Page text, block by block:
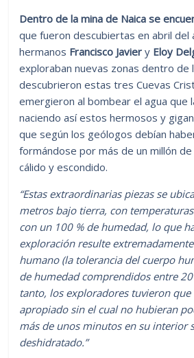
Dentro de la mina de Naica se
que fueron descubiertas en abril del
hermanos Francisco Javiery Eloy
exploraban nuevas zonas dentro de
descubrieron estas tres Cuevas
emergieron al bombear el agua que
naciendo así estos hermosos y
que según los geólogos debían
formándose por más de un millón
cálido y escondido.
“Estas extraordinarias piezas se
metros bajo tierra, con
con un 100 % de humedad, lo que
exploración resulte
humano (la tolerancia del cuerpo
de humedad comprendidos entre
tanto, los exploradores tuvieron
apropiado sin el cual no hubieran
más de unos minutos en su interior
deshidratado.”